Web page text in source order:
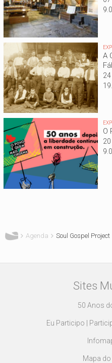
A
O
Agenda Soul Gospel Project
Sites
50 Anos
Eu Participo |
Mapa